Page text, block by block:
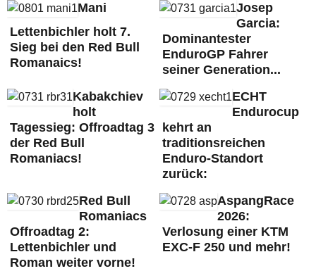
Mani
Lettenbichler holt 7.
Sieg bei den Red Bull
Romanaics!
Josep
Garcia:
Dominantester
EnduroGP Fahrer
seiner Generation...
Kabakchiev
holt
Tagessieg: Offroadtag 3
der Red Bull
Romaniacs!
ECHT
Endurocup
kehrt an
traditionsreichen
Enduro-Standort
zurück:
Red Bull
Romaniacs
Offroadtag 2:
Lettenbichler und
Roman weiter vorne!
AspangRace
2026:
Verlosung einer KTM
EXC-F 250 und mehr!